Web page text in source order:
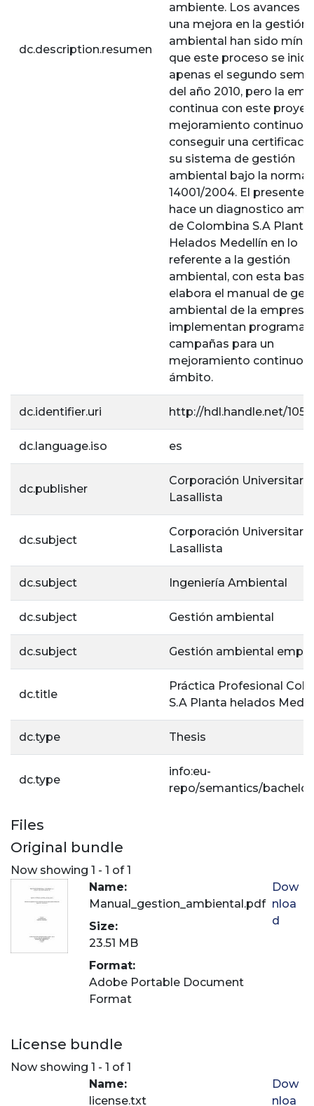
dc.description.resumen
ambiente. Los avances
una mejora en la gestión
ambiental han sido
que este proceso se
apenas el segundo
del año 2010, pero la
continua con este
mejoramiento continuo
conseguir una
su sistema de gestión
ambiental bajo la norma
14001/2004. El presente
hace un diagnostico
de Colombina S.A Planta
Helados Medellín en lo
referente a la gestión
ambiental, con esta base
elabora el manual de
ambiental de la empresa
implementan programas
campañas para un
mejoramiento continuo
ámbito.
dc.identifier.uri http://hdl.handle.net/
dc.language.iso es
dc.publisher
Corporación Universitaria
Lasallista
dc.subject
Corporación Universitaria
Lasallista
dc.subject Ingeniería Ambiental
dc.subject Gestión ambiental
dc.subject Gestión ambiental
dc.title
Práctica Profesional
S.A Planta helados
dc.type Thesis
dc.type
info:eu-
repo/semantics/
Files
Original bundle
Now showing 1 - 1 of 1
Name:
Manual_gestion_ambiental.pdf
Size:
23.51 MB
Format:
Adobe Portable Document
Format
Dow
nloa
d
License bundle
Now showing 1 - 1 of 1
Name:
license.txt
Dow
nloa